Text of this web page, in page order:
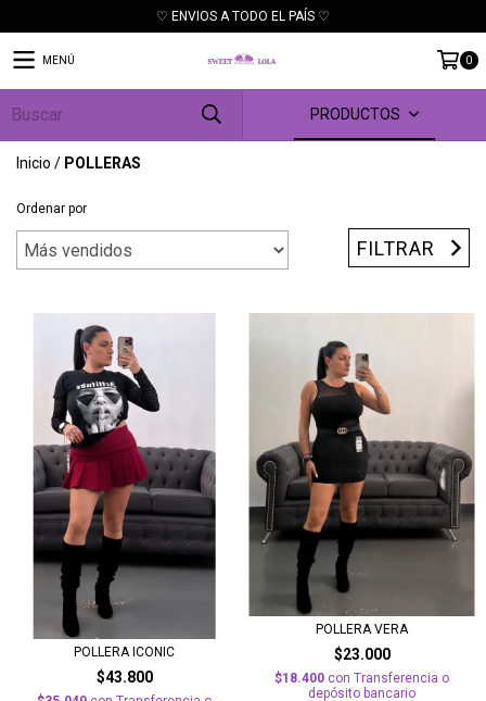
♡ ENVIOS A TODO EL PAÍS ♡
MENÚ 0
PRODUCTOS
Inicio / POLLERAS
Ordenar por
FILTRAR
POLLERA ICONIC
$43.800
POLLERA VERA
$23.000
$18.400 con Transferencia o
depósito bancario